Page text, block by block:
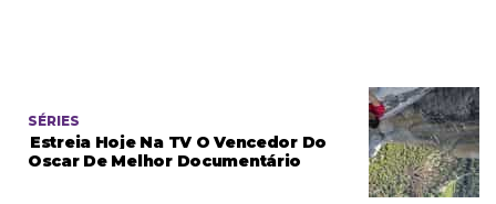
SÉRIES
Estreia Hoje Na TV O Vencedor Do
Oscar De Melhor Documentário